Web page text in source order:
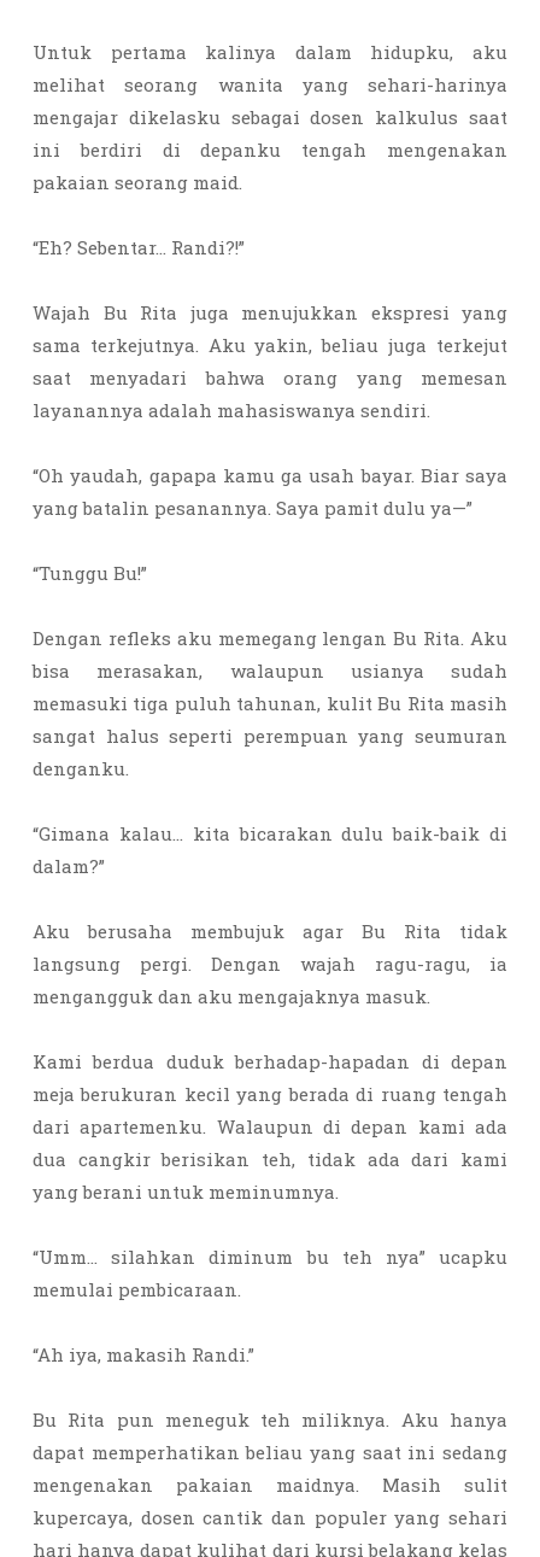
Untuk pertama kalinya dalam hidupku, aku
melihat seorang wanita yang sehari-harinya
mengajar dikelasku sebagai dosen kalkulus saat
ini berdiri di depanku tengah mengenakan
pakaian seorang maid.
“Eh? Sebentar… Randi?!”
Wajah Bu Rita juga menujukkan ekspresi yang
sama terkejutnya. Aku yakin, beliau juga terkejut
saat menyadari bahwa orang yang memesan
layanannya adalah mahasiswanya sendiri.
“Oh yaudah, gapapa kamu ga usah bayar. Biar saya
yang batalin pesanannya. Saya pamit dulu ya—”
“Tunggu Bu!”
Dengan refleks aku memegang lengan Bu Rita. Aku
bisa merasakan, walaupun usianya sudah
memasuki tiga puluh tahunan, kulit Bu Rita masih
sangat halus seperti perempuan yang seumuran
denganku.
“Gimana kalau… kita bicarakan dulu baik-baik di
dalam?”
Aku berusaha membujuk agar Bu Rita tidak
langsung pergi. Dengan wajah ragu-ragu, ia
mengangguk dan aku mengajaknya masuk.
Kami berdua duduk berhadap-hapadan di depan
meja berukuran kecil yang berada di ruang tengah
dari apartemenku. Walaupun di depan kami ada
dua cangkir berisikan teh, tidak ada dari kami
yang berani untuk meminumnya.
“Umm… silahkan diminum bu teh nya” ucapku
memulai pembicaraan.
“Ah iya, makasih Randi.”
Bu Rita pun meneguk teh miliknya. Aku hanya
dapat memperhatikan beliau yang saat ini sedang
mengenakan pakaian maidnya. Masih sulit
kupercaya, dosen cantik dan populer yang sehari
hari hanya dapat kulihat dari kursi belakang kelas